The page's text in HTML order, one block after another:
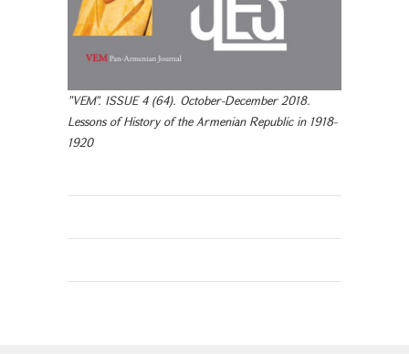
"VEM". ISSUE 4 (64). October-December 2018.
Lessons of History of the Armenian Republic in 1918-
1920